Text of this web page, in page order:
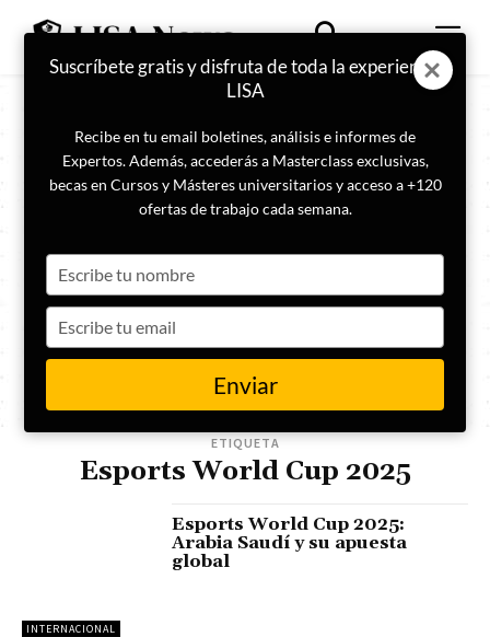
ETIQUETA
Esports World Cup 2025
INTERNACIONAL
Esports World Cup 2025:
Arabia Saudí y su apuesta
global
Suscríbete gratis y disfruta de toda la experiencia
LISA
Recibe en tu email boletines, análisis e informes de
Expertos. Además, accederás a Masterclass exclusivas,
becas en Cursos y Másteres universitarios y acceso a +120
ofertas de trabajo cada semana.
your
name
your
email
Enviar